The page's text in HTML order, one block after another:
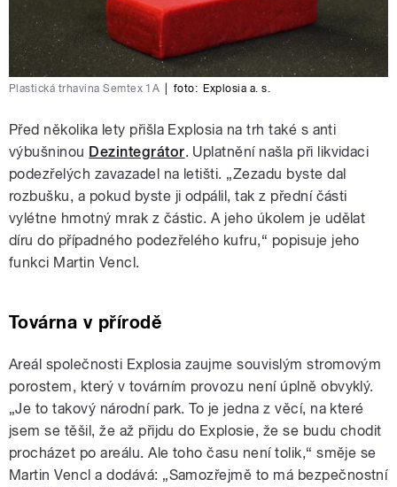
Plastická trhavina Semtex 1A foto: Explosia a. s.
Před několika lety přišla Explosia na trh také s anti
výbušninou Dezintegrátor. Uplatnění našla při likvidaci
podezřelých zavazadel na letišti. „Zezadu byste dal
rozbušku, a pokud byste ji odpálil, tak z přední části
vylétne hmotný mrak z částic. A jeho úkolem je udělat
díru do případného podezřelého kufru,“ popisuje jeho
funkci Martin Vencl.
Továrna v přírodě
Areál společnosti Explosia zaujme souvislým stromovým
porostem, který v továrním provozu není úplně obvyklý.
„Je to takový národní park. To je jedna z věcí, na které
jsem se těšil, že až přijdu do Explosie, že se budu chodit
procházet po areálu. Ale toho času není tolik,“ směje se
Martin Vencl a dodává: „Samozřejmě to má bezpečnostní